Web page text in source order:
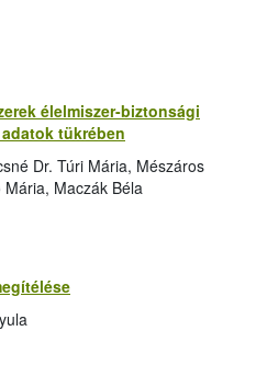
élelmiszer-biztonsági
tükrében
Dr. Túri Mária, Mészáros
Mária, Maczák Béla